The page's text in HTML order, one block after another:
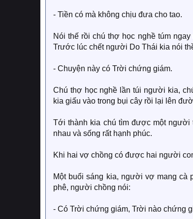
- Tiền có mà không chịu đưa cho tao.
Nói thế rồi chú thợ học nghề túm
Trước lúc chết người Do Thái kia nói
- Chuyện này có Trời chứng giám.
Chú thợ học nghề lần túi người kia,
kia giấu vào trong bụi cây rồi lại lên
Tới thành kia chú tìm được một
nhau và sống rất hạnh phúc.
Khi hai vợ chồng có được hai người
Một buổi sáng kia, người vợ mang cà
phê, người chồng nói:
- Có Trời chứng giám, Trời nào chứng